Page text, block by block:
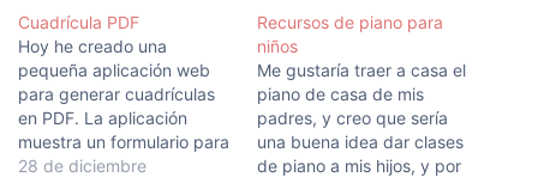
Cuadrícula PDF
Hoy he creado una
pequeña aplicación web
para generar cuadrículas
en PDF. La aplicación
muestra un formulario para
introducir: título, título de
28 de diciembre
Recursos de piano para
niños
Me gustaría traer a casa el
piano de casa de mis
padres, y creo que sería
una buena idea dar clases
de piano a mis hijos, y por